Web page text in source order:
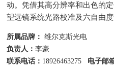
动。凭借其高分辨率和出色的
望远镜系统光路校准及六自由度
所属品牌： 维尔克斯光电
负责人：李豪
联系电话： 18926463275 电子邮